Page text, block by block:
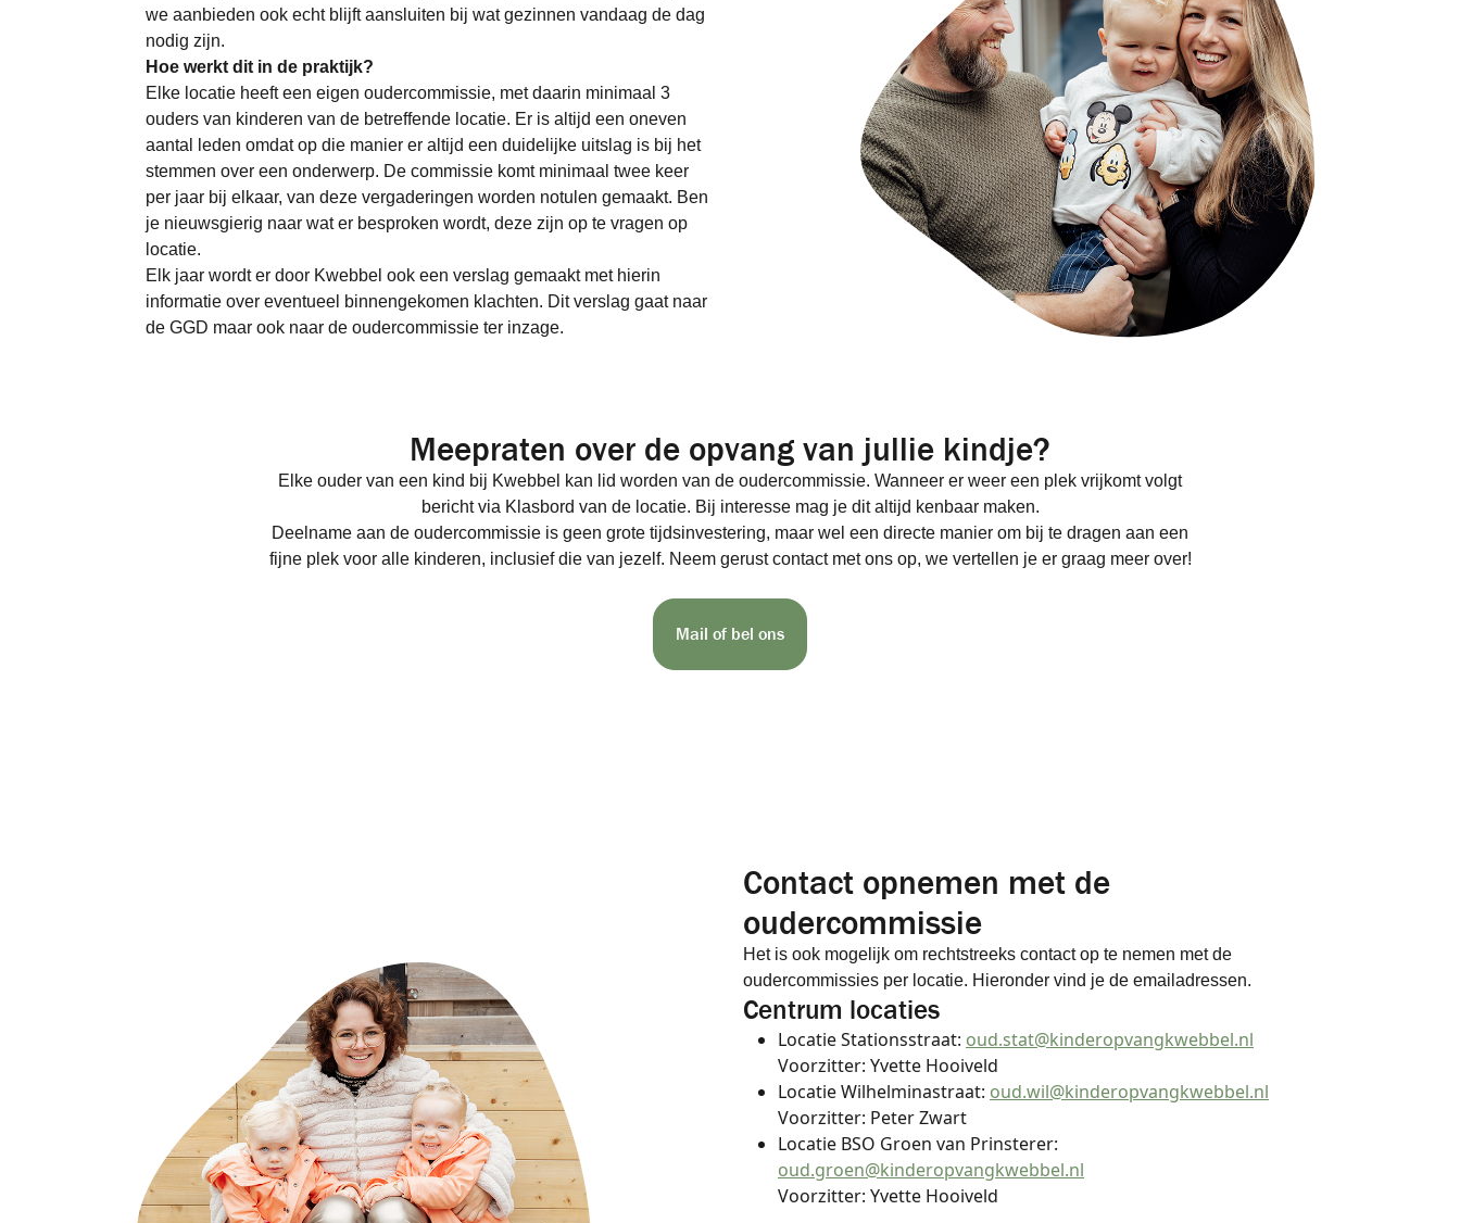
we aanbieden ook echt blijft aansluiten bij wat gezinnen vandaag de dag
nodig zijn.
Hoe werkt dit in de praktijk?
Elke locatie heeft een eigen oudercommissie, met daarin minimaal 3
ouders van kinderen van de betreffende locatie. Er is altijd een oneven
aantal leden omdat op die manier er altijd een duidelijke uitslag is bij het
stemmen over een onderwerp. De commissie komt minimaal twee keer
per jaar bij elkaar, van deze vergaderingen worden notulen gemaakt. Ben
je nieuwsgierig naar wat er besproken wordt, deze zijn op te vragen op
locatie.
Elk jaar wordt er door Kwebbel ook een verslag gemaakt met hierin
informatie over eventueel binnengekomen klachten. Dit verslag gaat naar
de GGD maar ook naar de oudercommissie ter inzage.
Meepraten over de opvang van jullie kindje?
Elke ouder van een kind bij Kwebbel kan lid worden van de oudercommissie. Wanneer er weer een plek vrijkomt volgt
bericht via Klasbord van de locatie. Bij interesse mag je dit altijd kenbaar maken.
Deelname aan de oudercommissie is geen grote tijdsinvestering, maar wel een directe manier om bij te dragen aan een
fijne plek voor alle kinderen, inclusief die van jezelf. Neem gerust contact met ons op, we vertellen je er graag meer over!
Mail of bel ons
Contact opnemen met de
oudercommissie
Het is ook mogelijk om rechtstreeks contact op te nemen met de
oudercommissies per locatie. Hieronder vind je de emailadressen.
Centrum locaties
Locatie Stationsstraat: oud.stat@kinderopvangkwebbel.nl
Voorzitter: Yvette Hooiveld
Locatie Wilhelminastraat: oud.wil@kinderopvangkwebbel.nl
Voorzitter: Peter Zwart
Locatie BSO Groen van Prinsterer:
oud.groen@kinderopvangkwebbel.nl
Voorzitter: Yvette Hooiveld